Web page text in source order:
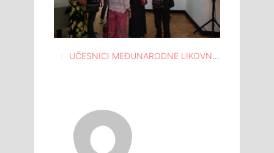
Navigacija
UČESNICI MEĐUNARODNE LIKOVNE KOLONIJE BREŠKE 2018., POSJETILI SU MEĐUNARODNU GALERIJU PORTRETA TUZLA